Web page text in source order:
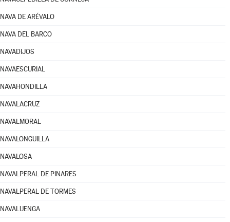
NAVA DE ARÉVALO
NAVA DEL BARCO
NAVADIJOS
NAVAESCURIAL
NAVAHONDILLA
NAVALACRUZ
NAVALMORAL
NAVALONGUILLA
NAVALOSA
NAVALPERAL DE PINARES
NAVALPERAL DE TORMES
NAVALUENGA